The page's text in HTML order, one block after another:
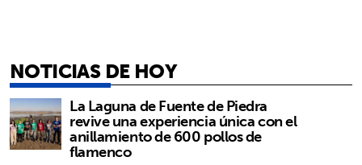
NOTICIAS DE HOY
La Laguna de Fuente de Piedra
revive una experiencia única con el
anillamiento de 600 pollos de
flamenco